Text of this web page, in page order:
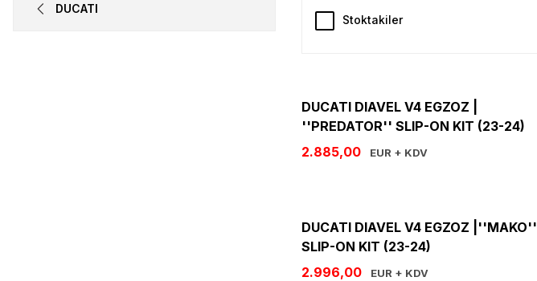
DUCATI
Stoktakiler
DUCATI DIAVEL V4 EGZOZ |
''PREDATOR'' SLIP-ON KIT (23-24)
2.885,00
EUR + KDV
DUCATI DIAVEL V4 EGZOZ |''MAKO''
SLIP-ON KIT (23-24)
2.996,00
EUR + KDV